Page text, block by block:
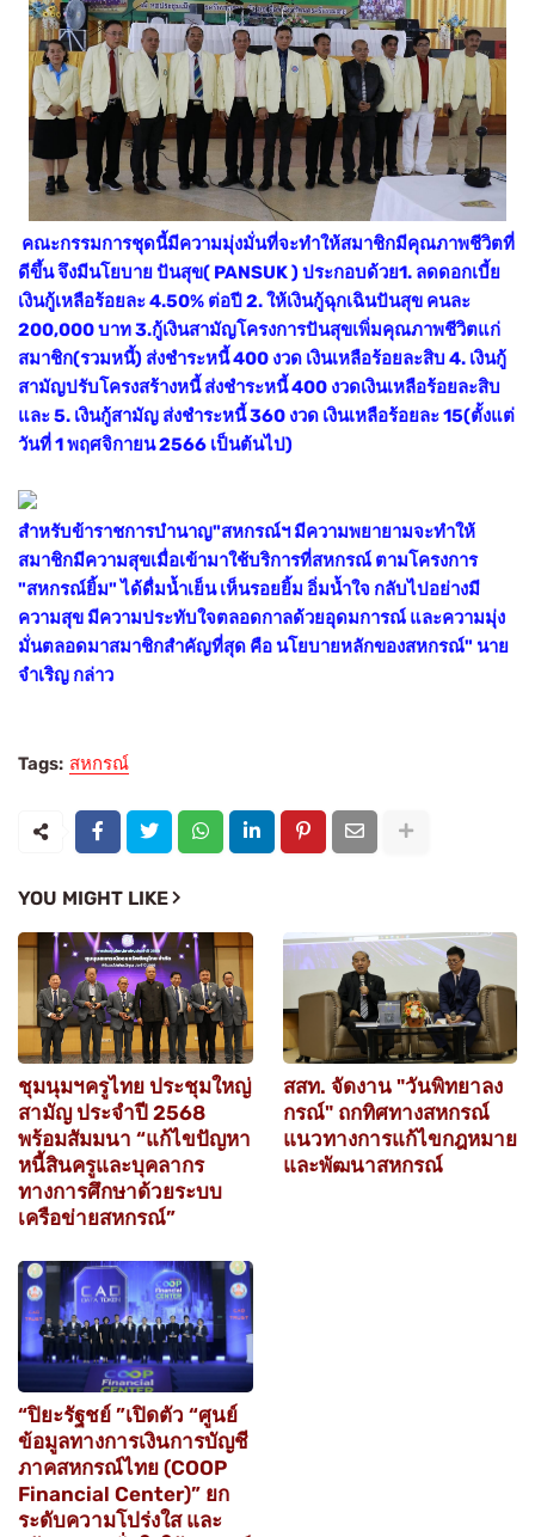
คณะกรรมการชุดนี้มีความมุ่งมั่นที่จะทำให้สมาชิกมีคุณภาพชีวิตที่
ดีขึ้น จึงมีนโยบาย ปันสุข( PANSUK ) ประกอบด้วย1. ลดดอกเบี้ย
เงินกู้เหลือร้อยละ 4.50% ต่อปี 2. ให้เงินกู้ฉุกเฉินปันสุข คนละ
200,000 บาท 3.กู้เงินสามัญโครงการปันสุขเพิ่มคุณภาพชีวิตแก่
สมาชิก(รวมหนี้) ส่งชำระหนี้ 400 งวด เงินเหลือร้อยละสิบ 4. เงินกู้
สามัญปรับโครงสร้างหนี้ ส่งชำระหนี้ 400 งวดเงินเหลือร้อยละสิบ
และ 5. เงินกู้สามัญ ส่งชำระหนี้ 360 งวด เงินเหลือร้อยละ 15(ตั้งแต่
วันที่ 1 พฤศจิกายน 2566 เป็นต้นไป)
สำหรับข้าราชการบำนาญ"สหกรณ์ฯ มีความพยายามจะทำให้
สมาชิกมีความสุขเมื่อเข้ามาใช้บริการที่สหกรณ์ ตามโครงการ
"สหกรณ์ยิ้ม" ได้ดื่มน้ำเย็น เห็นรอยยิ้ม อิ่มน้ำใจ กลับไปอย่างมี
ความสุข มีความประทับใจตลอดกาลด้วยอุดมการณ์ และความมุ่ง
มั่นตลอดมาสมาชิกสำคัญที่สุด คือ นโยบายหลักของสหกรณ์" นาย
จำเริญ กล่าว
Tags: สหกรณ์
YOU MIGHT LIKE
ชุมนุมฯครูไทย ประชุมใหญ่
สามัญ ประจำปี 2568
พร้อมสัมมนา “แก้ไขปัญหา
หนี้สินครูและบุคลากร
ทางการศึกษาด้วยระบบ
เครือข่ายสหกรณ์”
สสท. จัดงาน "วันพิทยาลง
กรณ์" ถกทิศทางสหกรณ์
แนวทางการแก้ไขกฎหมาย
และพัฒนาสหกรณ์
“ปิยะรัฐชย์ ”เปิดตัว “ศูนย์
ข้อมูลทางการเงินการบัญชี
ภาคสหกรณ์ไทย (COOP
Financial Center)” ยก
ระดับความโปร่งใส และ